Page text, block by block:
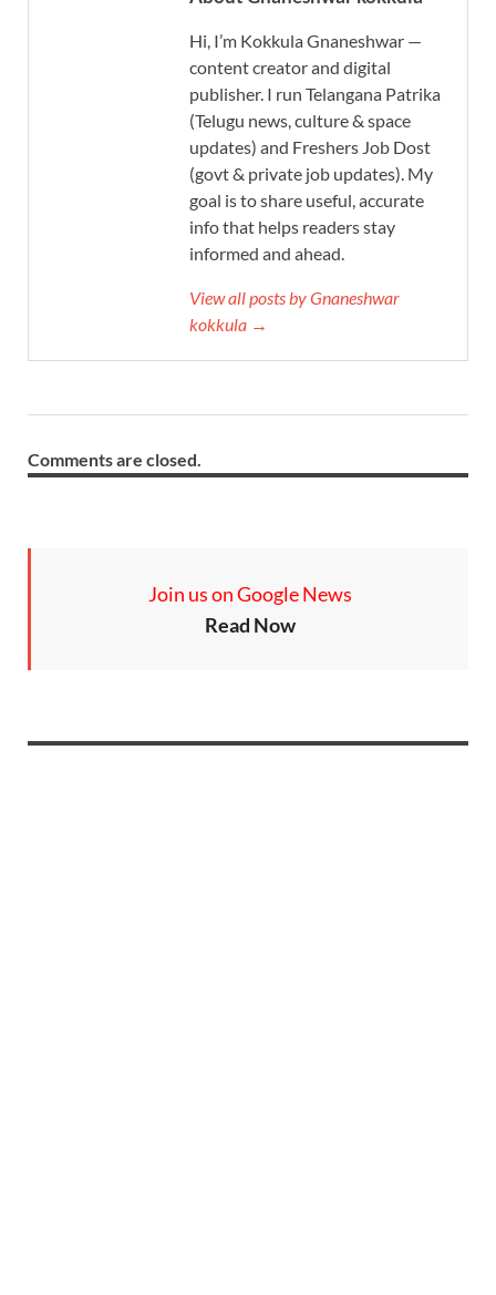
Hi, I’m Kokkula Gnaneshwar —
content creator and digital
publisher. I run Telangana Patrika
(Telugu news, culture & space
updates) and Freshers Job Dost
(govt & private job updates). My
goal is to share useful, accurate
info that helps readers stay
informed and ahead.
View all posts by Gnaneshwar
kokkula →
Comments are closed.
Join us on Google News
Read Now